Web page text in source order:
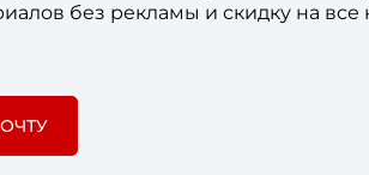
без рекламы и скидку на все